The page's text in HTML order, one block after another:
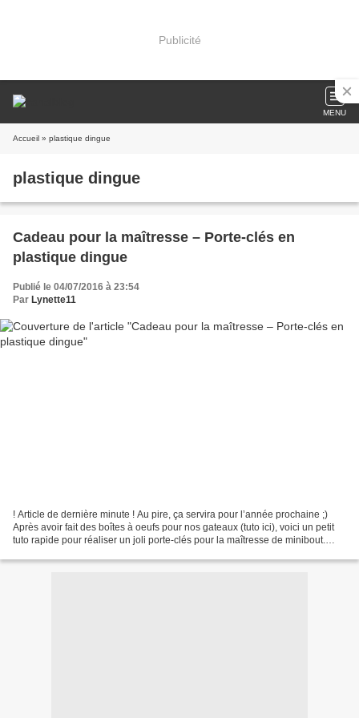
Publicité
MENU
Accueil » plastique dingue
plastique dingue
Cadeau pour la maîtresse – Porte-clés en
plastique dingue
Publié le 04/07/2016 à 23:54
Par Lynette11
! Article de dernière minute ! Au pire, ça servira pour l’année prochaine ;)
Après avoir fait des boîtes à oeufs pour nos gateaux (tuto ici), voici un petit
tuto rapide pour réaliser un joli porte-clés pour la maîtresse de minibout.